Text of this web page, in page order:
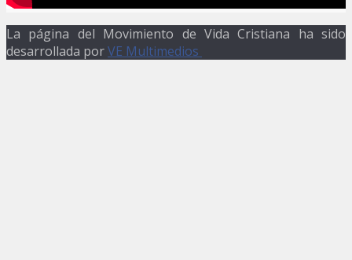
La página del Movimiento de Vida Cristiana ha sido
desarrollada porVE Multimedios